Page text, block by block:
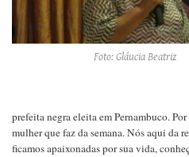
Foto: Gláucia Beatriz
prefeita negra eleita em Pernambuco. Por
mulher que faz da semana. Nós aqui da
ficamos apaixonadas por sua vida,